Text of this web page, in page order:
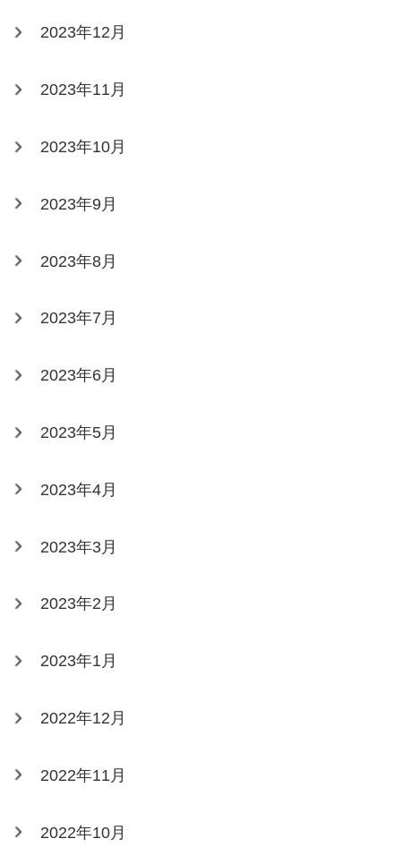
2023年12月
2023年11月
2023年10月
2023年9月
2023年8月
2023年7月
2023年6月
2023年5月
2023年4月
2023年3月
2023年2月
2023年1月
2022年12月
2022年11月
2022年10月